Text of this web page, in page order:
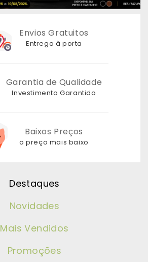
Envios Gratuitos
Entrega à porta
Garantia de Qualidade
Investimento Garantido
Baixos Preços
o preço mais baixo
Destaques
Novidades
Mais Vendidos
Promoções